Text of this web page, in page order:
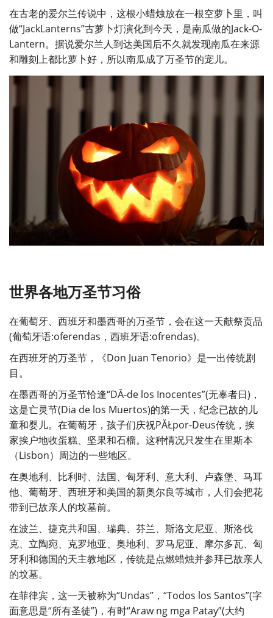
在古老的爱尔兰传说中，这根小蜡烛放在一根空萝卜里，叫
做“JackLanterns”古萝卜灯演化到今天，是南瓜做的Jack-O-
Lantern。据说爱尔兰人到达美国后不久就发现南瓜在来源
和雕刻上都比萝卜好，所以南瓜成了万圣节的宠儿。
世界各地万圣节习俗
在葡萄牙、西班牙和墨西哥的万圣节，会在这一天献祭贡品
(葡萄牙语:oferendas，西班牙语:ofrendas)。
在西班牙的万圣节，《Don Juan Tenorio》是一出传统剧
目。
在墨西哥的万圣节恰逢“DĂ-de los Inocentes”(无辜者日)，
这是亡灵节(Dia de los Muertos)的第一天，纪念已故的儿
童和婴儿。在葡萄牙，孩子们庆祝PĂŁpor-Deus传统，挨
家挨户地收蛋糕、坚果和石榴。这种情况只发生在里斯本
（Lisbon）周边的一些地区。
在奥地利、比利时、法国、匈牙利、意大利、卢森堡、马耳
他、葡萄牙、西班牙和美国的新奥尔良等城市，人们会把花
带到已故亲人的坟墓前。
在波兰、捷克共和国、瑞典、芬兰、斯洛文尼亚、斯洛伐
克、立陶宛、克罗地亚、奥地利、罗马尼亚、摩尔多瓦、匈
牙利和德国的天主教地区，传统是点燃蜡烛并参拜已故亲人
的坟墓。
在菲律宾，这一天被称为“Undas”，“Todos los Santos”(字
面意思是“所有圣徒”)，有时“Araw ng mga Patay”(大约